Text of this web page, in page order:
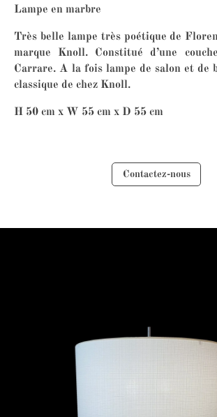
Lampe en marbre
Très belle lampe très poétique de
marque Knoll. Constitué d’une
Carrare. A la fois lampe de salon et de
classique de chez Knoll.
H 50 cm x W 55 cm x D 55 cm
Contactez-nous